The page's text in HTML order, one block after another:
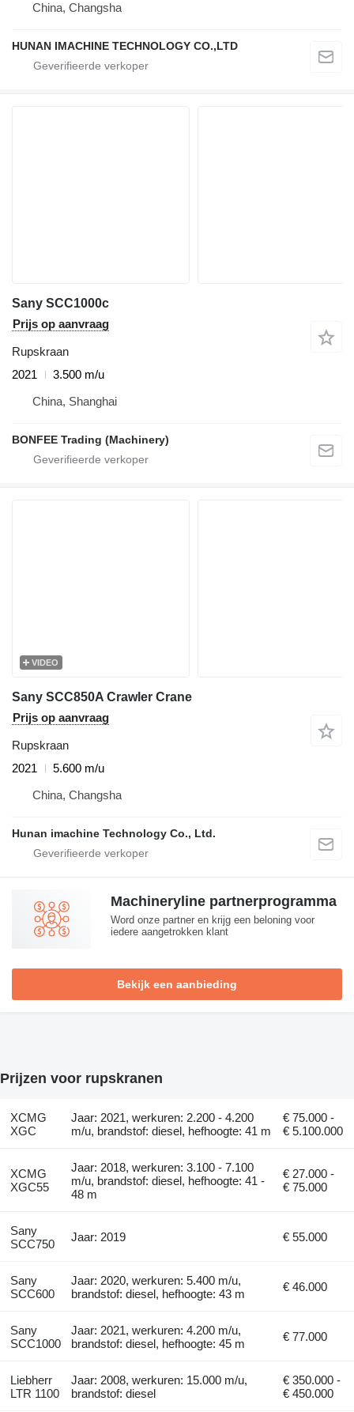
China, Changsha
HUNAN IMACHINE TECHNOLOGY CO.,LTD
Sany SCC1000c
Prijs op aanvraag
Rupskraan
2021
3.500 m/u
China, Shanghai
BONFEE Trading (Machinery)
VIDEO
Sany SCC850A Crawler Crane
Prijs op aanvraag
Rupskraan
2021
5.600 m/u
China, Changsha
Hunan imachine Technology Co., Ltd.
Machineryline partnerprogramma
Word onze partner en krijg een beloning voor
iedere aangetrokken klant
Bekijk een aanbieding
Prijzen voor rupskranen
XCMG
XGC
Jaar: 2021, werkuren: 2.200 - 4.200
m/u, brandstof: diesel, hefhoogte: 41 m
€ 75.000 -
€ 5.100.000
XCMG
XGC55
Jaar: 2018, werkuren: 3.100 - 7.100
m/u, brandstof: diesel, hefhoogte: 41 -
48 m
€ 27.000 -
€ 75.000
Sany
SCC750
Jaar: 2019 € 55.000
Sany
SCC600
Jaar: 2020, werkuren: 5.400 m/u,
brandstof: diesel, hefhoogte: 43 m
€ 46.000
Sany
SCC1000
Jaar: 2021, werkuren: 4.200 m/u,
brandstof: diesel, hefhoogte: 45 m
€ 77.000
Liebherr
LTR 1100
Jaar: 2008, werkuren: 15.000 m/u,
brandstof: diesel
€ 350.000 -
€ 450.000